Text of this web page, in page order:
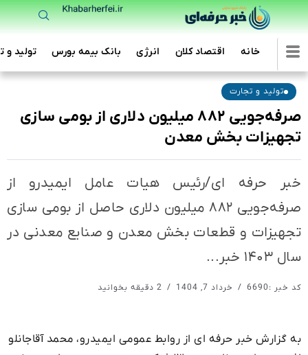
خانه اقتصاد کلان انرژی بانک بیمه بورس تولید و
تولید و تجارت
صرفه‌جویی ۸۸۲ میلیون دلاری از بومی سازی
تجهیزات بخش معدن
خبر حرفه ای/رئیس هیات عامل ایمیدرو از
صرفه‌جویی ۸۸۲ میلیون دلاری حاصل از بومی سازی
تجهیزات و قطعات بخش معدن و صنایع معدنی در
سال ۱۴۰۳ خبر...
کد خبر :6690 خرداد 7, 1404
به گزارش خبر حرفه ای از روابط عمومی ایمیدرو، محمد آقاجانلو